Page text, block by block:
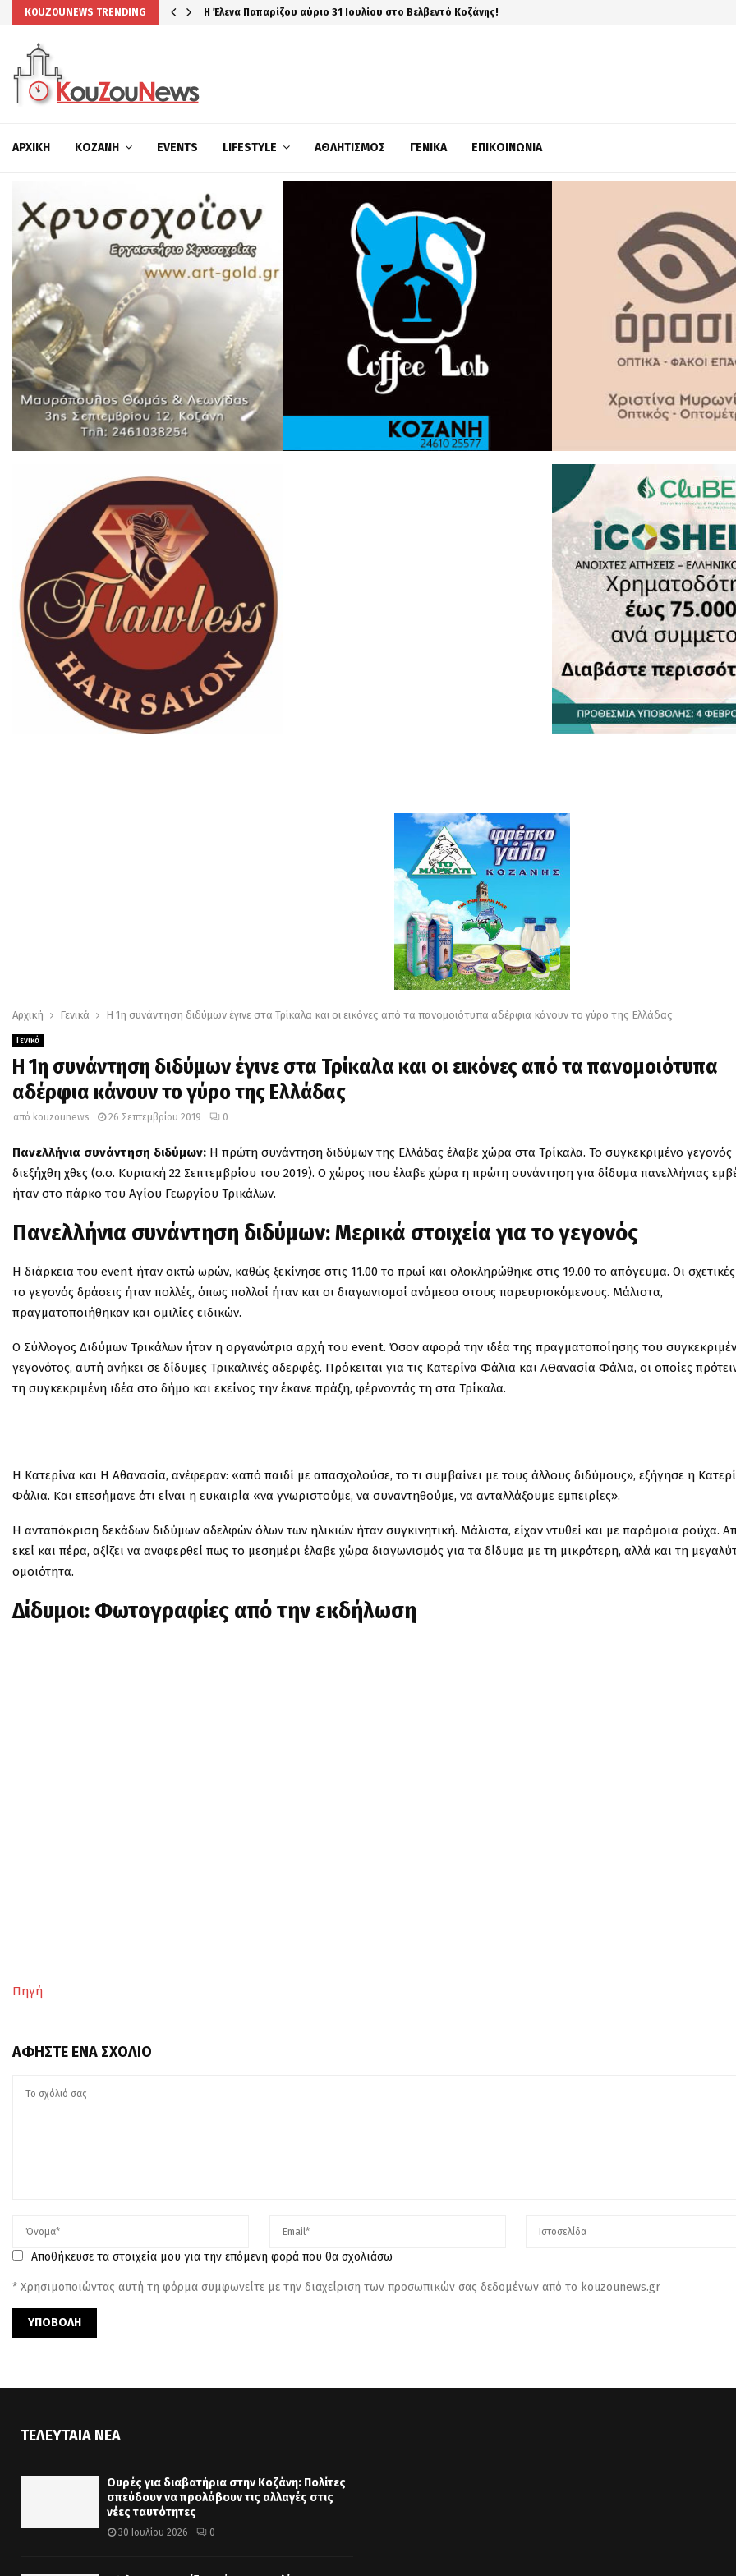
KOUZOUNEWS TRENDING Η Έλενα Παπαρίζου αύριο 31 Ιουλίου στο Βελβεντό Κοζάνης!
ΑΡΧΙΚΉ ΚΟΖΆΝΗ EVENTS LIFESTYLE ΑΘΛΗΤΙΣΜΌΣ ΓΕΝΙΚΆ ΕΠΙΚΟΙΝΩΝΊΑ
Αρχική Γενικά Η 1η συνάντηση διδύμων έγινε στα Τρίκαλα και οι εικόνες από τα πανομοιότυπα αδέρφια κάνουν το γύρο της Ελλάδας
Γενικά
Η 1η συνάντηση διδύμων έγινε στα Τρίκαλα και οι εικόνες από τα πανομοιότυπα
αδέρφια κάνουν το γύρο της Ελλάδας
από kouzounews 26 Σεπτεμβρίου 2019 0
Πανελλήνια συνάντηση διδύμων: Η πρώτη συνάντηση διδύμων της Ελλάδας έλαβε χώρα στα Τρίκαλα. Το συγκεκριμένο γεγονός
διεξήχθη χθες (σ.σ. Κυριακή 22 Σεπτεμβρίου του 2019). Ο χώρος που έλαβε χώρα η πρώτη συνάντηση για δίδυμα πανελλήνιας
ήταν στο πάρκο του Αγίου Γεωργίου Τρικάλων.
Πανελλήνια συνάντηση διδύμων: Μερικά στοιχεία για το γεγονός
Η διάρκεια του event ήταν οκτώ ωρών, καθώς ξεκίνησε στις 11.00 το πρωί και ολοκληρώθηκε στις 19.00 το απόγευμα. Οι
το γεγονός δράσεις ήταν πολλές, όπως πολλοί ήταν και οι διαγωνισμοί ανάμεσα στους παρευρισκόμενους. Μάλιστα,
πραγματοποιήθηκαν και ομιλίες ειδικών.
Ο Σύλλογος Διδύμων Τρικάλων ήταν η οργανώτρια αρχή του event. Όσον αφορά την ιδέα της πραγματοποίησης του
γεγονότος, αυτή ανήκει σε δίδυμες Τρικαλινές αδερφές. Πρόκειται για τις Κατερίνα Φάλια και ΑΘανασία Φάλια, οι οποίες
τη συγκεκριμένη ιδέα στο δήμο και εκείνος την έκανε πράξη, φέρνοντάς τη στα Τρίκαλα.
Η Κατερίνα και Η Αθανασία, ανέφεραν: «από παιδί με απασχολούσε, το τι συμβαίνει με τους άλλους διδύμους», εξήγησε η
Φάλια. Και επεσήμανε ότι είναι η ευκαιρία «να γνωριστούμε, να συναντηθούμε, να ανταλλάξουμε εμπειρίες».
Η ανταπόκριση δεκάδων διδύμων αδελφών όλων των ηλικιών ήταν συγκινητική. Μάλιστα, είχαν ντυθεί και με παρόμοια ρούχα.
εκεί και πέρα, αξίζει να αναφερθεί πως το μεσημέρι έλαβε χώρα διαγωνισμός για τα δίδυμα με τη μικρότερη, αλλά και τη
ομοιότητα.
Δίδυμοι: Φωτογραφίες από την εκδήλωση
Πηγή
ΑΦΉΣΤΕ ΈΝΑ ΣΧΌΛΙΟ
Αποθήκευσε τα στοιχεία μου για την επόμενη φορά που θα σχολιάσω
* Χρησιμοποιώντας αυτή τη φόρμα συμφωνείτε με την διαχείριση των προσωπικών σας δεδομένων από το kouzounews.gr
ΤΕΛΕΥΤΑΊΑ ΝΈΑ
Ουρές για διαβατήρια στην Κοζάνη: Πολίτες
σπεύδουν να προλάβουν τις αλλαγές στις
νέες ταυτότητες
30 Ιουλίου 2026 0